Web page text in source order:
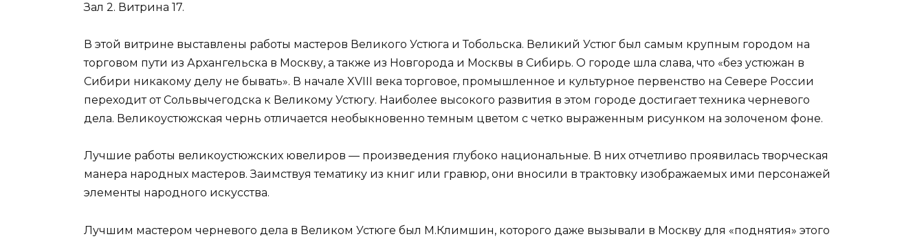
Зал 2. Витрина 17.
В этой витрине выставлены работы мастеров Великого Устюга и Тобольска. Великий Устюг был самым крупным городом на
торговом пути из Архангельска в Москву, а также из Новгорода и Москвы в Сибирь. О городе шла слава, что «без устюжан в
Сибири никакому делу не бывать». В начале XVIII века торговое, промышленное и культурное первенство на Севере России
переходит от Сольвычегодска к Великому Устюгу. Наиболее высокого развития в этом городе достигает техника черневого
дела. Великоустюжская чернь отличается необыкновенно темным цветом с четко выраженным рисунком на золоченом фоне.
Лучшие работы великоустюжских ювелиров — произведения глубоко национальные. В них отчетливо проявилась творческая
манера народных мастеров. Заимствуя тематику из книг или гравюр, они вносили в трактовку изображаемых ими персонажей
элементы народного искусства.
Лучшим мастером черневого дела в Великом Устюге был М.Климшин, которого даже вызывали в Москву для «поднятия» этого